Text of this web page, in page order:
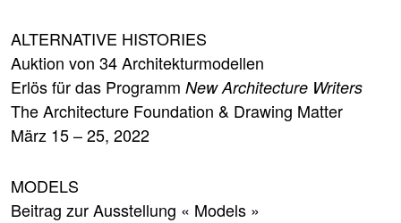
ALTERNATIVE HISTORIES
Auktion von 34 Architekturmodellen
Erlös für das Programm New Architecture Writers
The Architecture Foundation & Drawing Matter
März 15 – 25, 2022
MODELS
Beitrag zur Ausstellung « Models »